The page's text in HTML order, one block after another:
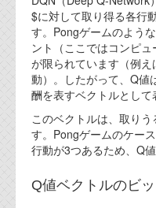
$に対して取り得る各行
す。Pongゲームのよう
ント（ここではコンピ
が限られています（例
動）。したがって、Q値
酬を表すベクトルとして
このベクトルは、取り
す。Pongゲームのケー
行動が3つあるため、Q
Q値ベクトルのビ